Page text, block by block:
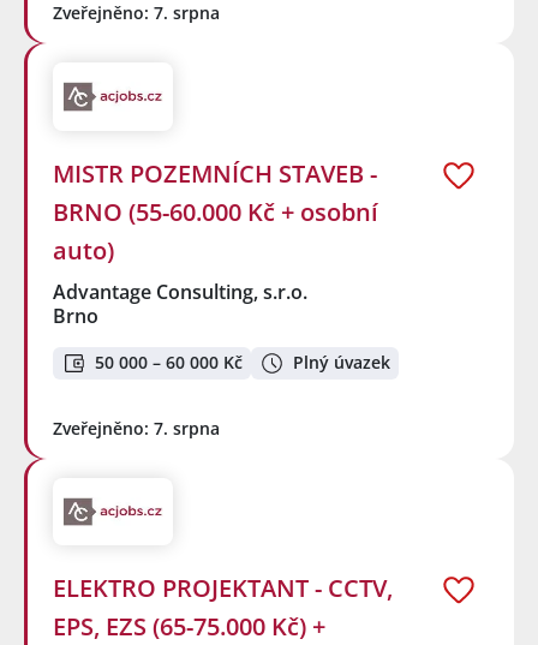
Zveřejněno: 7. srpna
MISTR POZEMNÍCH STAVEB -
BRNO (55-60.000 Kč + osobní
auto)
Advantage Consulting, s.r.o.
Brno
50 000 – 60 000 Kč Plný úvazek
Zveřejněno: 7. srpna
ELEKTRO PROJEKTANT - CCTV,
EPS, EZS (65-75.000 Kč) +